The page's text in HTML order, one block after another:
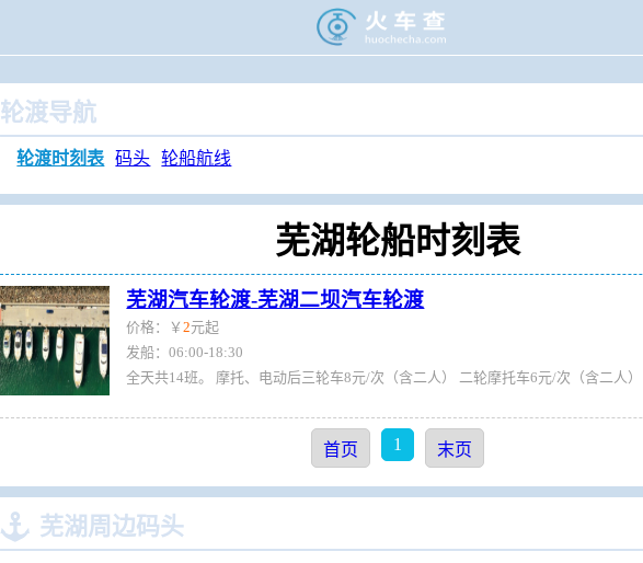
轮渡导航
轮渡时刻表 码头 轮船航线
芜湖轮船时刻表
芜湖汽车轮渡-芜湖二坝汽车轮渡
价格：￥2元起
发船：06:00-18:30
首页 1 末页
 芜湖周边码头